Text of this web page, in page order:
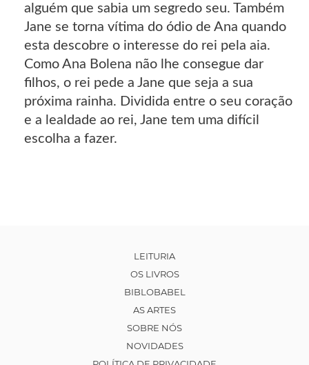
alguém que sabia um segredo seu. Também
Jane se torna vítima do ódio de Ana quando
esta descobre o interesse do rei pela aia.
Como Ana Bolena não lhe consegue dar
filhos, o rei pede a Jane que seja a sua
próxima rainha. Dividida entre o seu coração
e a lealdade ao rei, Jane tem uma difícil
escolha a fazer.
LEITURIA
OS LIVROS
BIBLOBABEL
AS ARTES
SOBRE NÓS
NOVIDADES